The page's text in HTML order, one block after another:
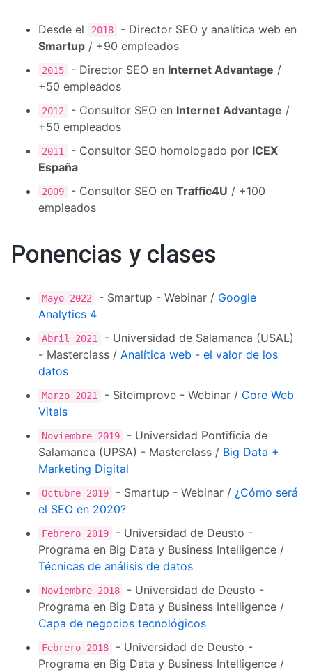
Desde el 2018
- Director SEO y analítica web en
Smartup / +90 empleados
2015 - Director SEO en Internet Advantage /
+50 empleados
2012 - Consultor SEO en Internet Advantage /
+50 empleados
2011 - Consultor SEO homologado por ICEX
España
2009 - Consultor SEO en Traffic4U / +100
empleados
Ponencias y clases
Mayo 2022 - Smartup - Webinar / Google
Analytics 4
Abril 2021
- Universidad de Salamanca (USAL)
- Masterclass / Analítica web - el valor de los
datos
Marzo 2021 - Siteimprove - Webinar / Core Web
Vitals
Noviembre 2019
- Universidad Pontificia de
Salamanca (UPSA) - Masterclass / Big Data +
Marketing Digital
Octubre 2019 - Smartup - Webinar / ¿Cómo será
el SEO en 2020?
Febrero 2019
- Universidad de Deusto -
Programa en Big Data y Business Intelligence /
Técnicas de análisis de datos
Noviembre 2018
- Universidad de Deusto -
Programa en Big Data y Business Intelligence /
Capa de negocios tecnológicos
Febrero 2018
- Universidad de Deusto -
Programa en Big Data y Business Intelligence /